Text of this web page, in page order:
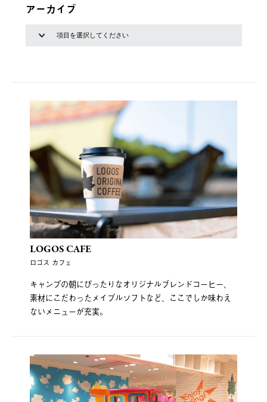
アーカイブ
LOGOS CAFE
ロゴス カフェ
キャンプの朝にぴったりなオリジナルブレンドコーヒー、
素材にこだわったメイプルソフトなど、ここでしか味わえ
ないメニューが充実。